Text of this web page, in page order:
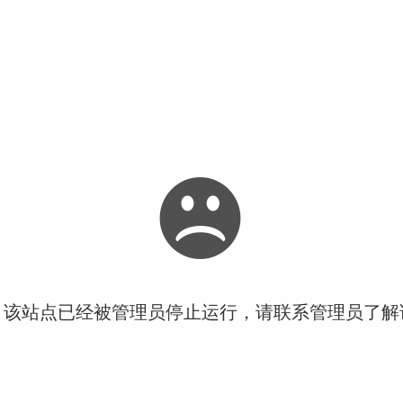
站点已经被管理员停止运行，请联系管理员了